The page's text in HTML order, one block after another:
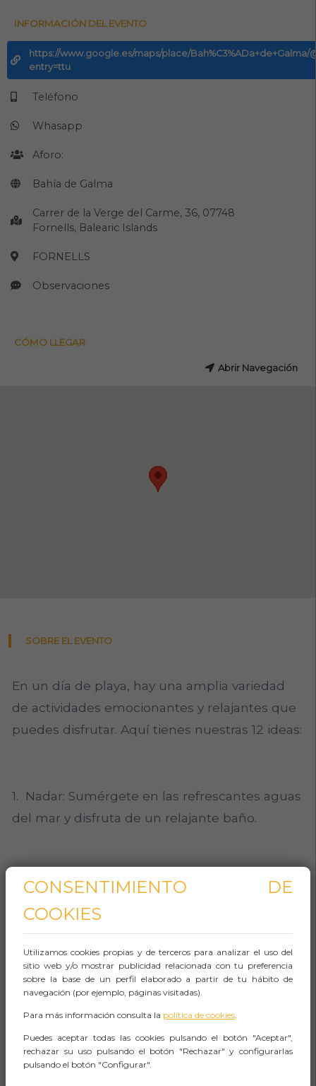
SOBRE EL EVENTO
En un día de playa, hay una amplia variedad
de actividades emocionantes y relajantes que
puedes disfrutar. Aquí tienes nuestras 12 ideas:
1. Nadar: Sumérgete en las refrescantes aguas
del mar y disfruta de un relajante baño.
2. Tomar el sol: Extiende tu toalla en la arena y
relájate bajo el cálido sol. No olvides aplicar
3. Hacer castillos de arena: Despierta tu lado
creativo y construye impresionantes castillos
de arena en la orilla.
INFORMACIÓN DEL EVENTO
https://www.google.es/maps/place/Bah%C3%ADa+de+Galma/
entry=ttu
Teléfono
Whasapp
Aforo:
Bahía de Galma
Carrer de la Verge del Carme, 36, 07748
Fornells, Balearic Islands
FORNELLS
Observaciones
CÓMO LLEGAR
Abrir Navegación
CONSENTIMIENTO DE
COOKIES
Utilizamos cookies propias y de terceros para analizar el uso del
sitio web y/o mostrar publicidad relacionada con tu preferencia
sobre la base de un perfil elaborado a partir de tu hábito de
navegación (por ejemplo, páginas visitadas).
Para más información consulta la política de cookies.
Puedes aceptar todas las cookies pulsando el botón "Aceptar",
rechazar su uso pulsando el botón "Rechazar" y configurarlas
pulsando el botón "Configurar".